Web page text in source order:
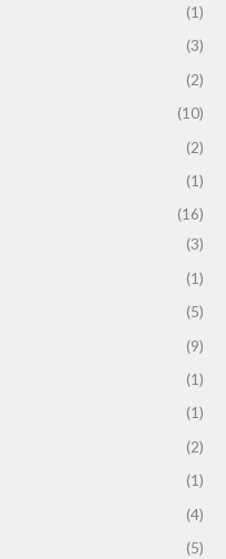
(1)
(3)
(2)
(10)
(2)
(1)
(16)
(3)
(1)
(5)
(9)
(1)
(1)
(2)
(1)
(4)
(5)